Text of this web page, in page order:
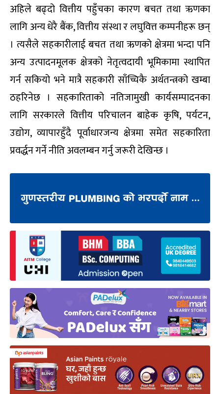
अहिले बढ्दो वित्तीय पहुँचका कारण बचत तथा ऋणका
लागि अन्य धेरै बैंक, वित्तीय संस्था र लघुवित्त कम्पनीहरू छन्
। त्यसैले सहकारीलाई बचत तथा ऋणको क्षेत्रमा भन्दा पनि
अन्य उत्पादनमूलक क्षेत्रको नेतृत्वदायी भूमिकामा स्थापित
गर्न सकियो भने मात्रै सहकारी साँच्चिकै अर्थतन्त्रको खम्बा
ठहरिनेछ । सहकारिताको नतिजामुखी कार्यसम्पादनका
लागि सरकारले वित्तीय परिचालन बाहेक कृषि, पर्यटन,
उद्योग, व्यापारहुँदै पूर्वाधारजन्य क्षेत्रमा समेत सहकारिता
प्रवर्द्धन गर्ने नीति अवलम्बन गर्नु जरूरी देखिन्छ ।